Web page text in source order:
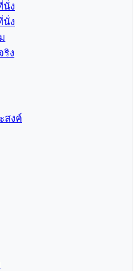
นั่ง
นั่ง
ริง
สงค์